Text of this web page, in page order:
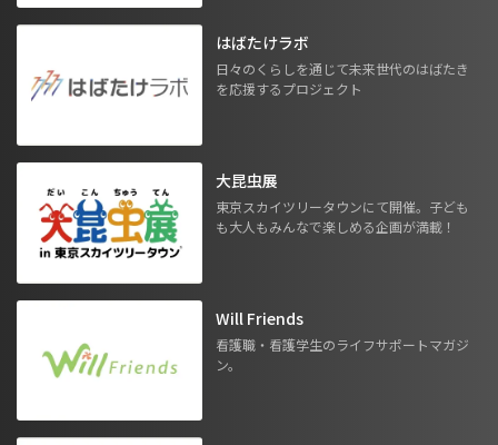
はばたけラボ
日々のくらしを通じて未来世代のはばたき
を応援するプロジェクト
大昆虫展
東京スカイツリータウンにて開催。子ども
も大人もみんなで楽しめる企画が満載！
Will Friends
看護職・看護学生のライフサポートマガジ
ン。